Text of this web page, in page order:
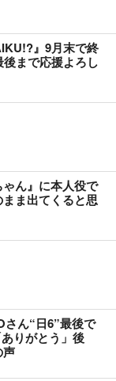
』9月末で終
まで応援よろし
ん』に本人役で
ま出てくると思
さん“日6”最後で
りがとう」後
声